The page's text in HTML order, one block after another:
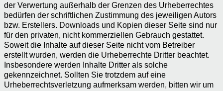
der Verwertung außerhalb der Grenzen des Urheberrechtes
bedürfen der schriftlichen Zustimmung des jeweiligen Autors
bzw. Erstellers. Downloads und Kopien dieser Seite sind nur
für den privaten, nicht kommerziellen Gebrauch gestattet.
Soweit die Inhalte auf dieser Seite nicht vom Betreiber
erstellt wurden, werden die Urheberrechte Dritter beachtet.
Insbesondere werden Inhalte Dritter als solche
gekennzeichnet. Sollten Sie trotzdem auf eine
Urheberrechtsverletzung aufmerksam werden, bitten wir um